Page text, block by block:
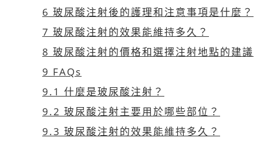
6 玻尿酸注射後的護理和注意事項是什麼？
7 玻尿酸注射的效果能維持多久？
8 玻尿酸注射的價格和選擇注射地點的建議
9 FAQs
9.1 什麼是玻尿酸注射？
9.2 玻尿酸注射主要用於哪些部位？
9.3 玻尿酸注射的效果能維持多久？